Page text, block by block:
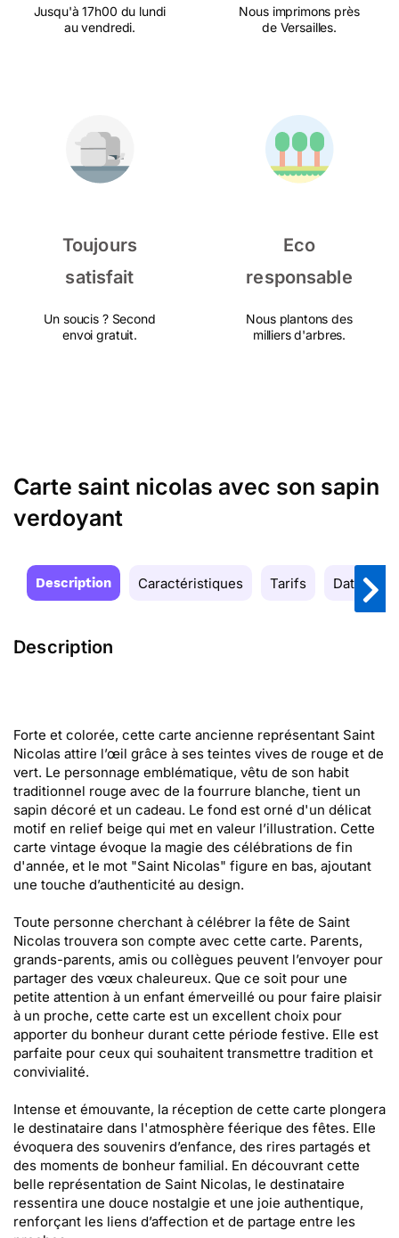
Jusqu'à 17h00 du lundi
au vendredi.
Nous imprimons près
de Versailles.
Toujours
satisfait
Un soucis ? Second
envoi gratuit.
Eco
responsable
Nous plantons des
milliers d'arbres.
Carte saint nicolas avec son sapin
verdoyant
Description Caractéristiques Tarifs Date de
Description
Forte et colorée, cette carte ancienne représentant Saint
Nicolas attire l’œil grâce à ses teintes vives de rouge et de
vert. Le personnage emblématique, vêtu de son habit
traditionnel rouge avec de la fourrure blanche, tient un
sapin décoré et un cadeau. Le fond est orné d'un délicat
motif en relief beige qui met en valeur l’illustration. Cette
carte vintage évoque la magie des célébrations de fin
d'année, et le mot "Saint Nicolas" figure en bas, ajoutant
une touche d’authenticité au design.
Toute personne cherchant à célébrer la fête de Saint
Nicolas trouvera son compte avec cette carte. Parents,
grands-parents, amis ou collègues peuvent l’envoyer pour
partager des vœux chaleureux. Que ce soit pour une
petite attention à un enfant émerveillé ou pour faire plaisir
à un proche, cette carte est un excellent choix pour
apporter du bonheur durant cette période festive. Elle est
parfaite pour ceux qui souhaitent transmettre tradition et
convivialité.
Intense et émouvante, la réception de cette carte plongera
le destinataire dans l'atmosphère féerique des fêtes. Elle
évoquera des souvenirs d’enfance, des rires partagés et
des moments de bonheur familial. En découvrant cette
belle représentation de Saint Nicolas, le destinataire
ressentira une douce nostalgie et une joie authentique,
renforçant les liens d’affection et de partage entre les